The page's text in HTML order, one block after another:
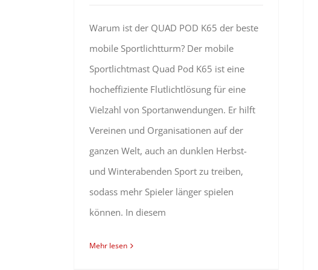
Warum ist der QUAD POD K65 der beste
mobile Sportlichtturm? Der mobile
Sportlichtmast Quad Pod K65 ist eine
hocheffiziente Flutlichtlösung für eine
Vielzahl von Sportanwendungen. Er hilft
Vereinen und Organisationen auf der
ganzen Welt, auch an dunklen Herbst-
und Winterabenden Sport zu treiben,
sodass mehr Spieler länger spielen
können. In diesem
Mehr lesen